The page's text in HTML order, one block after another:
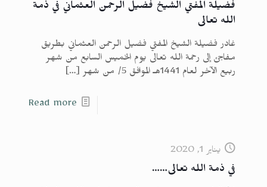
فضيلة المفتي الشيخ فضيل الرحمن العثماني في ذمة
الله تعالى
غادر فضيلة الشيخ المفتي فضيل الرحمن العثماني بطريق
مفاجئ إلى رحمة الله تعالى يوم الخميس السابع من شهر
ربيع الآخر لعام 1441هـ الموافق 5/ من شهر
[…]
Read more
يناير 1, 2020
في ذمة الله تعالى……